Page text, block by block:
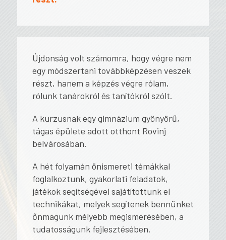
Újdonság volt számomra, hogy végre nem
egy módszertani továbbképzésen veszek
részt, hanem a képzés végre rólam,
rólunk tanárokról és tanítókról szólt.
A kurzusnak egy gimnázium gyönyörű,
tágas épülete adott otthont Rovinj
belvárosában.
A hét folyamán önismereti témákkal
foglalkoztunk, gyakorlati feladatok,
játékok segítségével sajátítottunk el
technikákat, melyek segítenek bennünket
őnmagunk mélyebb megismerésében, a
tudatosságunk fejlesztésében.